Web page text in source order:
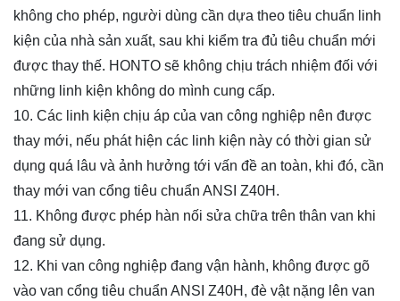
không cho phép, người dùng cần dựa theo tiêu chuẩn linh
kiện của nhà sản xuất, sau khi kiểm tra đủ tiêu chuẩn mới
được thay thế. HONTO sẽ không chịu trách nhiệm đối với
những linh kiện không do mình cung cấp.
10. Các linh kiện chịu áp của van công nghiệp nên được
thay mới, nếu phát hiện các linh kiện này có thời gian sử
dụng quá lâu và ảnh hưởng tới vấn đề an toàn, khi đó, cần
thay mới van cổng tiêu chuẩn ANSI Z40H.
11. Không được phép hàn nối sửa chữa trên thân van khi
đang sử dụng.
12. Khi van công nghiệp đang vận hành, không được gõ
vào van cổng tiêu chuẩn ANSI Z40H, đè vật nặng lên van